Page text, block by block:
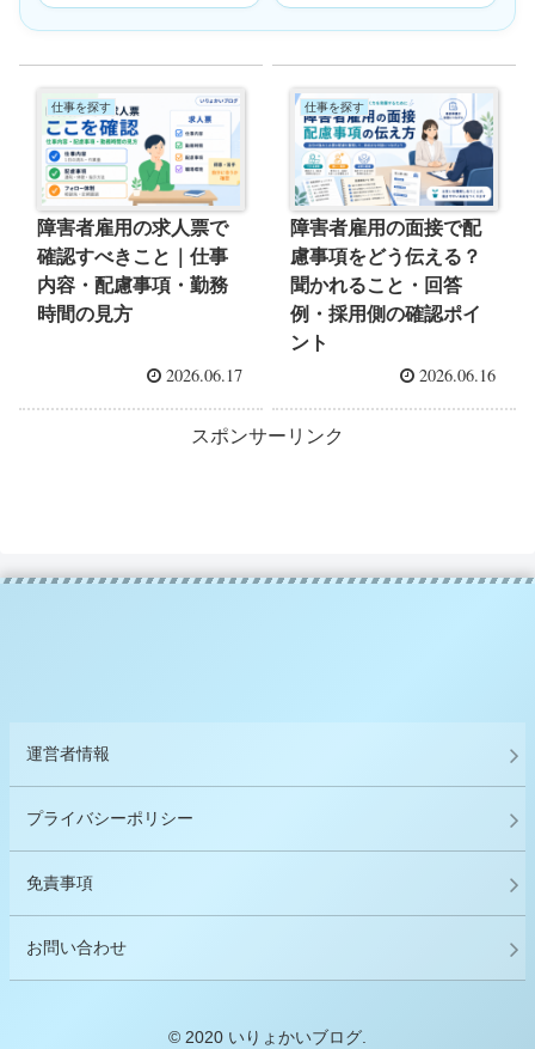
仕事を探す
障害者雇用の求人票で
確認すべきこと｜仕事
内容・配慮事項・勤務
時間の見方
2026.06.17
仕事を探す
障害者雇用の面接で配
慮事項をどう伝える？
聞かれること・回答
例・採用側の確認ポイ
ント
2026.06.16
スポンサーリンク
運営者情報
プライバシーポリシー
免責事項
お問い合わせ
© 2020 いりょかいブログ.